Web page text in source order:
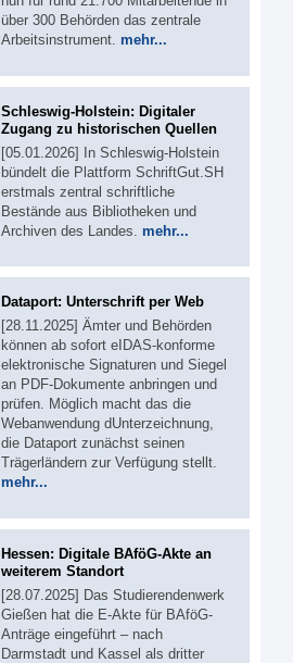
über 300 Behörden das zentrale
Arbeitsinstrument. mehr...
Schleswig-Holstein: Digitaler
Zugang zu historischen Quellen
[05.01.2026] In Schleswig-Holstein
bündelt die Plattform SchriftGut.SH
erstmals zentral schriftliche
Bestände aus Bibliotheken und
Archiven des Landes. mehr...
Dataport: Unterschrift per Web
[28.11.2025] Ämter und Behörden
können ab sofort eIDAS-konforme
elektronische Signaturen und Siegel
an PDF-Dokumente anbringen und
prüfen. Möglich macht das die
Webanwendung dUnterzeichnung,
die Dataport zunächst seinen
Trägerländern zur Verfügung stellt.
mehr...
Hessen: Digitale BAföG-Akte an
weiterem Standort
[28.07.2025] Das Studierendenwerk
Gießen hat die E-Akte für BAföG-
Anträge eingeführt – nach
Darmstadt und Kassel als dritter